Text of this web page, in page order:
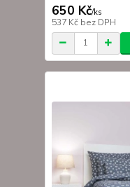
650 Kč/ks
537 Kč bez DPH